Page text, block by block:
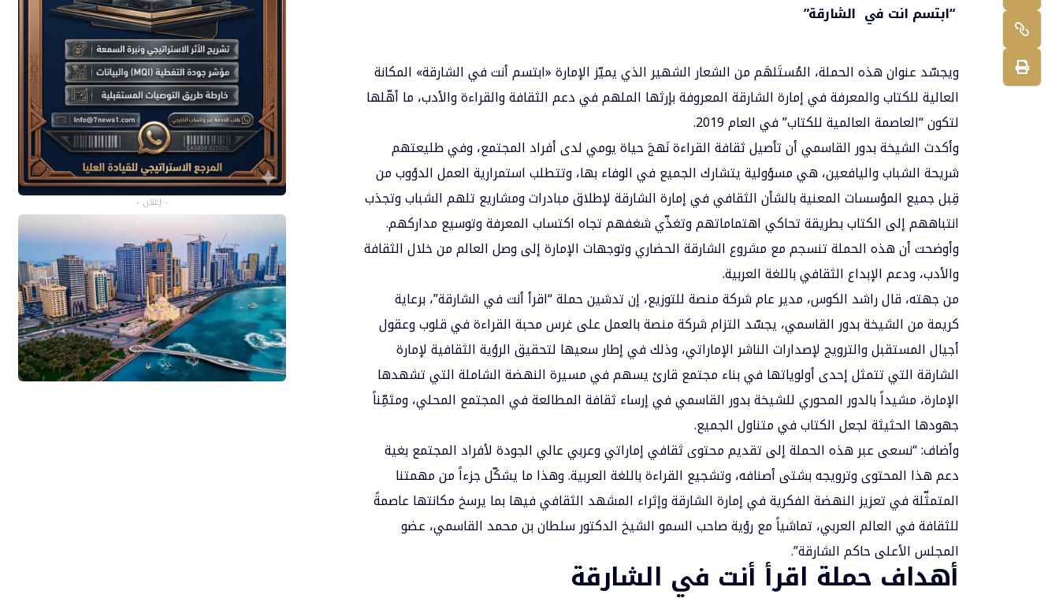
“ابتسم انت في الشارقة”
ويجسّد عنوان هذه الحملة، المُستَلهَم من الشعار الشهير الذي يميّز الإمارة «ابتسم أنت في الشارقة» المكانة
العالية للكتاب والمعرفة فيإمارة الشارقةالمعروفة بإرثها الملهم في دعم الثقافة والقراءة والأدب، ما أهّلها
لتكون “العاصمة العالمية للكتاب” في العام 2019.
وأكدت الشيخة بدور القاسمي أن تأصيل ثقافة القراءة نَهجَ حياة يومي لدى أفراد المجتمع، وفي طليعتهم
شريحة الشباب واليافعين، هي مسؤولية يتشارك الجميع في الوفاء بها، وتتطلب استمرارية العمل الدؤوب من
قِبل جميع المؤسسات المعنية بالشأن الثقافي في إمارة الشارقة لإطلاق مبادرات ومشاريع تلهم الشباب وتجذب
انتباههم إلى الكتاب بطريقة تحاكي اهتماماتهم وتغذّي شغفهم تجاه اكتساب المعرفة وتوسيع مداركهم.
وأوضحت أن هذه الحملة تنسجم مع مشروع الشارقة الحضاري وتوجهات الإمارة إلى وصل العالم من خلال الثقافة
والأدب، ودعم الإبداع الثقافي باللغة العربية.
من جهته، قال راشد الكوس، مدير عام شركة منصة للتوزيع، إن تدشين حملة “اقرأ أنت في الشارقة”، برعاية
كريمة من الشيخة بدور القاسمي، يجسّد التزام شركة منصة بالعمل على غرس محبة القراءة في قلوب وعقول
أجيال المستقبل والترويج لإصدارات الناشر الإماراتي، وذلك في إطار سعيها لتحقيق الرؤية الثقافية لإمارة
الشارقة التي تتمثل إحدى أولوياتها في بناء مجتمع قارئ يسهم في مسيرة النهضة الشاملة التي تشهدها
الإمارة، مشيداً بالدور المحوري للشيخة بدور القاسمي في إرساء ثقافة المطالعة في المجتمع المحلي، ومثمِّناً
جهودها الحثيثة لجعل الكتاب في متناول الجميع.
وأضاف: “نسعى عبر هذه الحملة إلى تقديم محتوى ثقافي إماراتي وعربي عالي الجودة لأفراد المجتمع بغية
دعم هذا المحتوى وترويجه بشتى أصنافه، وتشجيع القراءة باللغة العربية. وهذا ما يشكّل جزءاً من مهمتنا
المتمثّلة في تعزيز النهضة الفكرية في إمارة الشارقة وإثراء المشهد الثقافي فيها بما يرسخ مكانتها عاصمةً
للثقافة في العالم العربي، تماشياً مع رؤية صاحب السمو الشيخ الدكتور سلطان بن محمد القاسمي، عضو
المجلس الأعلى حاكم الشارقة”.
أهداف حملة اقرأ أنت في الشارقة
- إعلان -